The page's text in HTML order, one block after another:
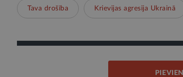
Tava drošība Krievijas agresija Ukrainā